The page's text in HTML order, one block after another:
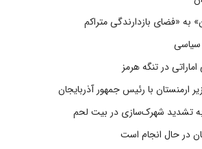
به «فضای بازدارندگی متراکم
سیاسی
در تنگه هرمز
با رئیس جمهور آذربایجان
تشدید شهرک‌سازی در بیت‌ لحم
در حال انجام است